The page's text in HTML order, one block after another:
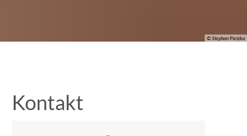
© Stephan Pietzka
Kontakt